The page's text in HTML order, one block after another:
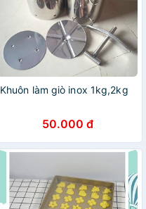
Khuôn làm giò inox 1kg,2kg
50.000 đ